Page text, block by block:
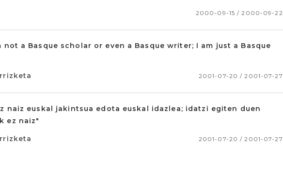
2000-09-15 / 2000-09-22
not a Basque scholar or even a Basque writer; I am just a Basque
2001-07-20 / 2001-07-27
naiz euskal jakintsua edota euskal idazlea; idatzi egiten duen
ez naiz"
2001-07-20 / 2001-07-27